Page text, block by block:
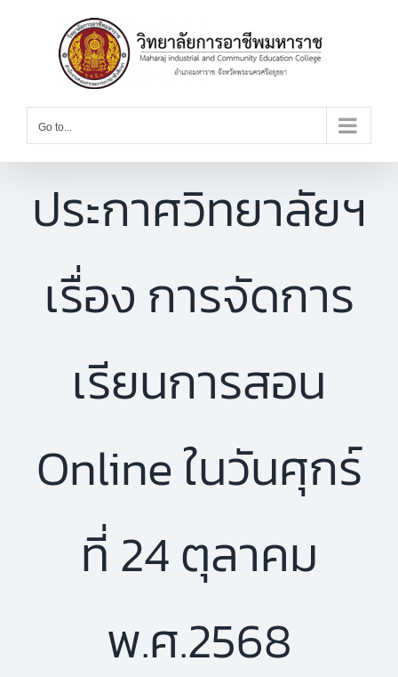
Go to...
ประกาศวิทยาลัยฯ
เรื่อง การจัดการ
เรียนการสอน
Online ในวันศุกร์
ที่ 24 ตุลาคม
พ.ศ.2568